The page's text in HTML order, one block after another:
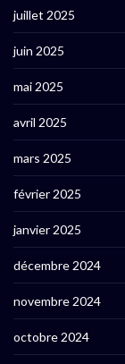
juillet 2025
juin 2025
mai 2025
avril 2025
mars 2025
février 2025
janvier 2025
décembre 2024
novembre 2024
octobre 2024